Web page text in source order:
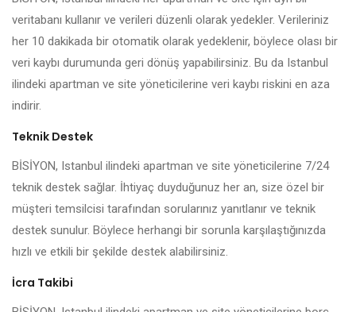
veritabanı kullanır ve verileri düzenli olarak yedekler. Verileriniz
her 10 dakikada bir otomatik olarak yedeklenir, böylece olası bir
veri kaybı durumunda geri dönüş yapabilirsiniz. Bu da Istanbul
ilindeki apartman ve site yöneticilerine veri kaybı riskini en aza
indirir.
Teknik Destek
BİSİYON, Istanbul ilindeki apartman ve site yöneticilerine 7/24
teknik destek sağlar. İhtiyaç duyduğunuz her an, size özel bir
müşteri temsilcisi tarafından sorularınız yanıtlanır ve teknik
destek sunulur. Böylece herhangi bir sorunla karşılaştığınızda
hızlı ve etkili bir şekilde destek alabilirsiniz.
İcra Takibi